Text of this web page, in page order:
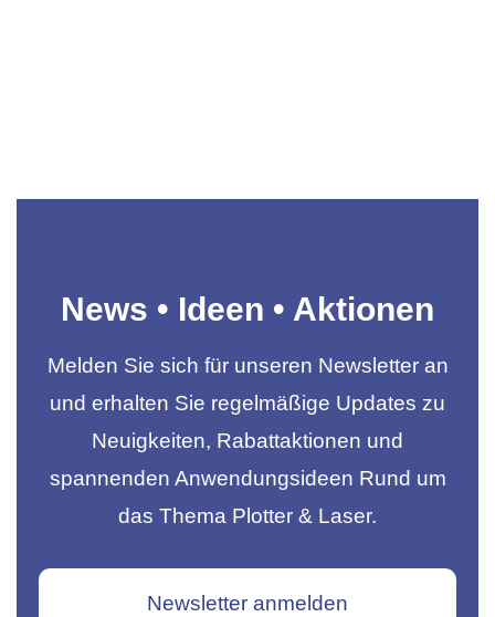
News • Ideen • Aktionen
Melden Sie sich für unseren Newsletter an
und erhalten Sie regelmäßige Updates zu
Neuigkeiten, Rabattaktionen und
spannenden Anwendungsideen Rund um
das Thema Plotter & Laser.
Newsletter anmelden